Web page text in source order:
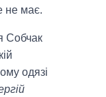
не має.
Собчак
одязі